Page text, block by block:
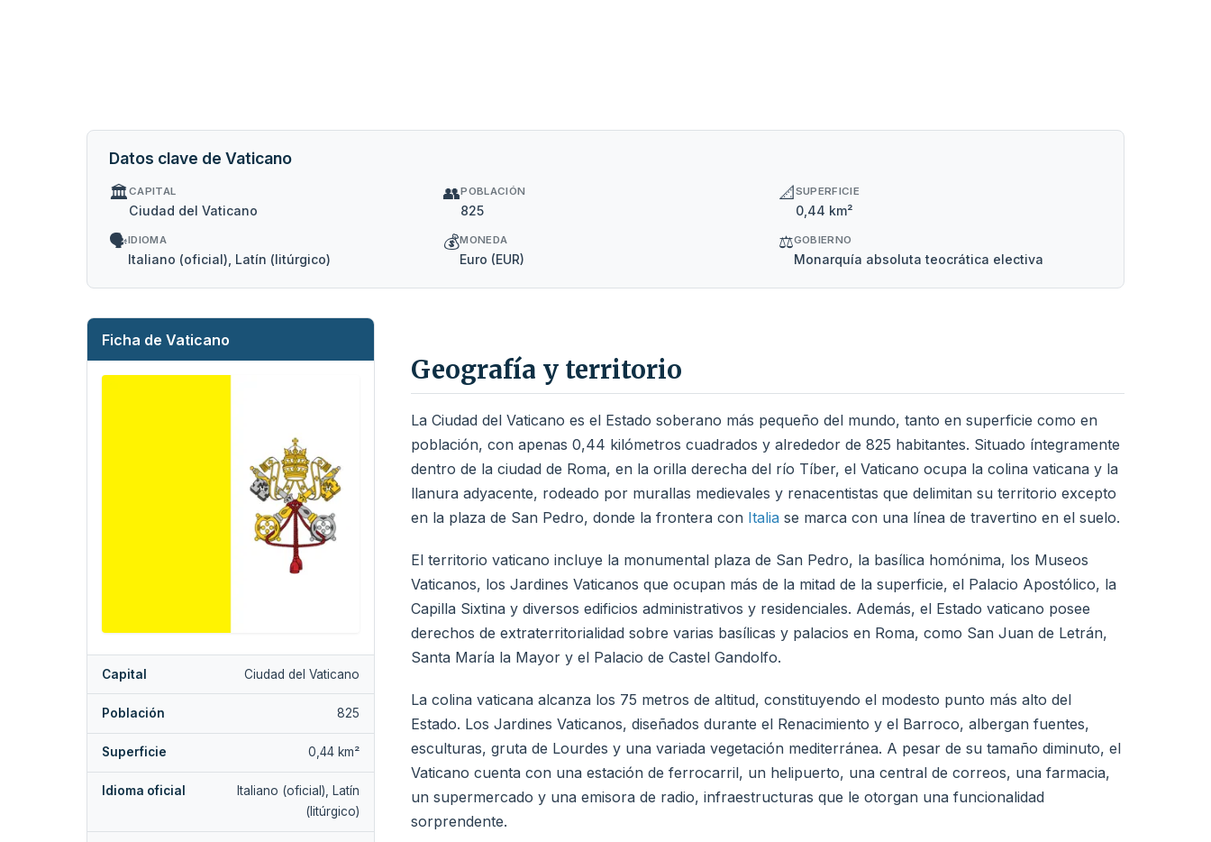
Datos clave de Vaticano
🏛️CAPITAL
Ciudad del Vaticano
👥POBLACIÓN
825
📐SUPERFICIE
0,44 km²
🗣️IDIOMA
Italiano (oficial), Latín (litúrgico)
💰MONEDA
Euro (EUR)
⚖️GOBIERNO
Monarquía absoluta teocrática electiva
Ficha de Vaticano
Capital Ciudad del Vaticano
Población 825
Superficie 0,44 km²
Idioma oficial
Italiano (oficial), Latín
(litúrgico)
Geografía y territorio
La Ciudad del Vaticano es el Estado soberano más pequeño del mundo, tanto en superficie como en
población, con apenas 0,44 kilómetros cuadrados y alrededor de 825 habitantes. Situado íntegramente
dentro de la ciudad de Roma, en la orilla derecha del río Tíber, el Vaticano ocupa la colina vaticana y la
llanura adyacente, rodeado por murallas medievales y renacentistas que delimitan su territorio excepto
en la plaza de San Pedro, donde la frontera con Italia se marca con una línea de travertino en el suelo.
El territorio vaticano incluye la monumental plaza de San Pedro, la basílica homónima, los Museos
Vaticanos, los Jardines Vaticanos que ocupan más de la mitad de la superficie, el Palacio Apostólico, la
Capilla Sixtina y diversos edificios administrativos y residenciales. Además, el Estado vaticano posee
derechos de extraterritorialidad sobre varias basílicas y palacios en Roma, como San Juan de Letrán,
Santa María la Mayor y el Palacio de Castel Gandolfo.
La colina vaticana alcanza los 75 metros de altitud, constituyendo el modesto punto más alto del
Estado. Los Jardines Vaticanos, diseñados durante el Renacimiento y el Barroco, albergan fuentes,
esculturas, gruta de Lourdes y una variada vegetación mediterránea. A pesar de su tamaño diminuto, el
Vaticano cuenta con una estación de ferrocarril, un helipuerto, una central de correos, una farmacia,
un supermercado y una emisora de radio, infraestructuras que le otorgan una funcionalidad
sorprendente.